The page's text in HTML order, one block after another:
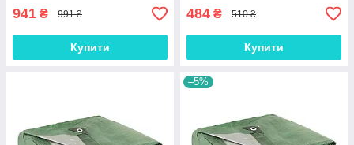
941 ₴ 991 ₴
Купити
484 ₴ 510 ₴
Купити
–5%